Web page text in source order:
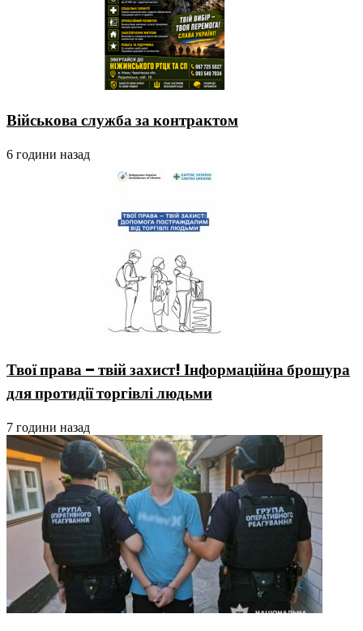
Військова служба за контрактом
6 години назад
Твої права – твій захист! Інформаційна брошура
для протидії торгівлі людьми
7 години назад